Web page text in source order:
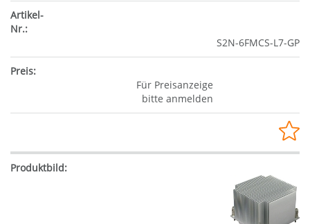
S2N-6FMCS-L7-GP
Für Preisanzeige
bitte anmelden